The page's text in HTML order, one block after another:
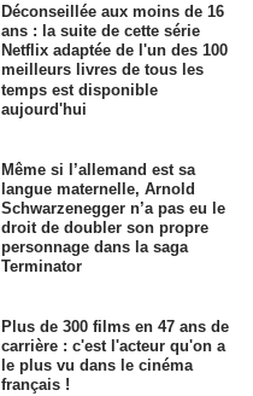
Déconseillée aux moins de 16
ans : la suite de cette série
Netflix adaptée de l'un des 100
meilleurs livres de tous les
temps est disponible
aujourd'hui
Même si l’allemand est sa
langue maternelle, Arnold
Schwarzenegger n’a pas eu le
droit de doubler son propre
personnage dans la saga
Terminator
Plus de 300 films en 47 ans de
carrière : c'est l'acteur qu'on a
le plus vu dans le cinéma
français !